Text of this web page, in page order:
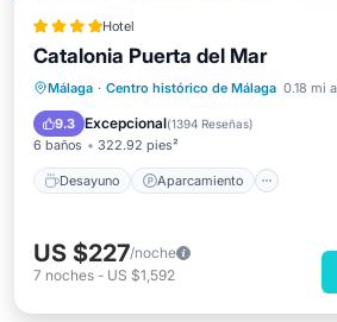
Hotel
Catalonia Puerta del Mar
Málaga · Centro histórico de Málaga 0.18 mi
9.3 Excepcional(1394 Reseñas)
6 baños 322.92 pies²
Desayuno Aparcamiento
Desayuno
Aparcamiento
Aire acondicionado
US $227/noche
7 noches - US $1,592